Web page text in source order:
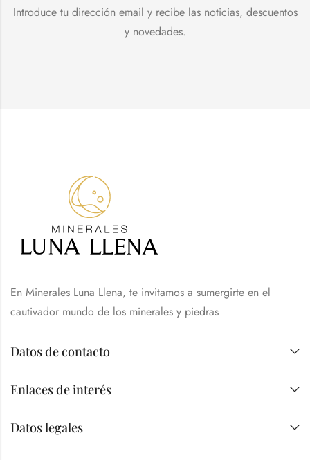
Introduce tu dirección email y recibe las noticias, descuentos
y novedades.
En Minerales Luna Llena, te invitamos a sumergirte en el
cautivador mundo de los minerales y piedras
Datos de contacto
Enlaces de interés
Datos legales